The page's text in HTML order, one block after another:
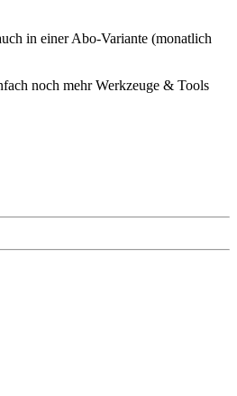
in einer Abo-Variante (monatlich
noch mehr Werkzeuge & Tools